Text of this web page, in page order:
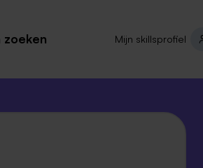
zoeken Mijn skillsprofiel